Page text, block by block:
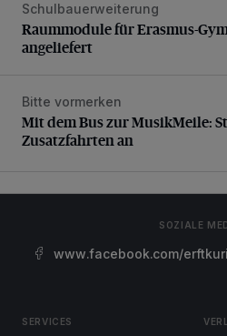
Raummodule für Erasmus-
Schulbauerweiterung
Raummodule für Erasmus-
angeliefert
Mit dem Bus zur MusikMeile:
Bitte vormerken
Mit dem Bus zur MusikMeile:
Zusatzfahrten an
SOZIALE
www.facebook.com/
SERVICES